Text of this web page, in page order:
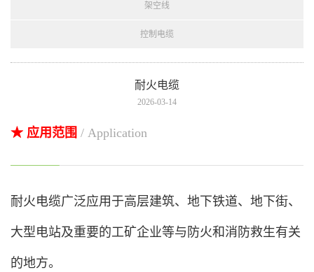
架空线
控制电缆
耐火电缆
2026-03-14
★ 应用范围 / Application
耐火电缆广泛应用于高层建筑、地下铁道、地下街、
大型电站及重要的工矿企业等与防火和消防救生有关
的地方。